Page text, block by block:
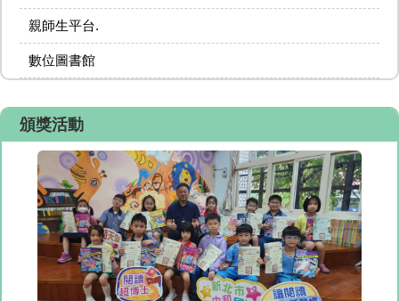
親師生平台.
數位圖書館
頒獎活動